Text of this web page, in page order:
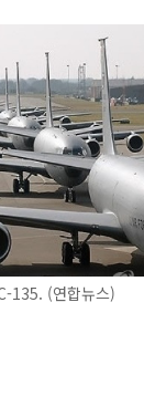
135. (연합뉴스)